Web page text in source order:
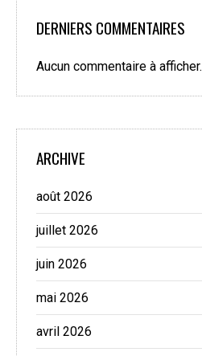
DERNIERS COMMENTAIRES
Aucun commentaire à afficher.
ARCHIVE
août 2026
juillet 2026
juin 2026
mai 2026
avril 2026